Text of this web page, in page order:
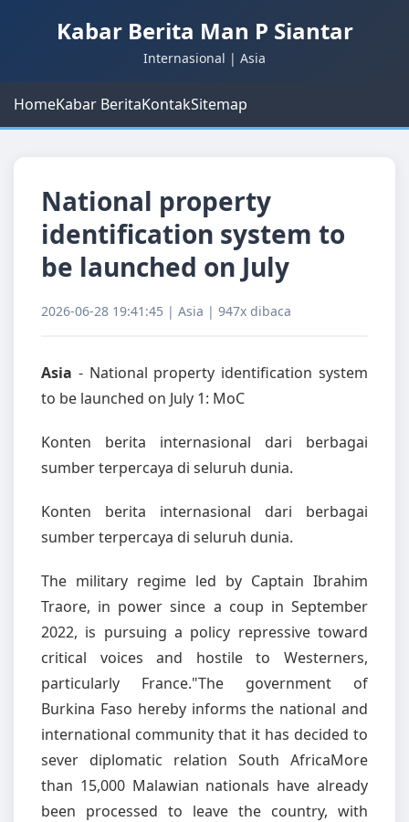
Kabar Berita Man P Siantar
Internasional | Asia
HomeKabar BeritaKontakSitemap
National property
identification system to
be launched on July
2026-06-28 19:41:45 | Asia | 947x dibaca
Asia - National property identification system
to be launched on July 1: MoC
Konten berita internasional dari berbagai
sumber terpercaya di seluruh dunia.
Konten berita internasional dari berbagai
sumber terpercaya di seluruh dunia.
The military regime led by Captain Ibrahim
Traore, in power since a coup in September
2022, is pursuing a policy repressive toward
critical voices and hostile to Westerners,
particularly France."The government of
Burkina Faso hereby informs the national and
international community that it has decided to
sever diplomatic relation South AfricaMore
than 15,000 Malawian nationals have already
been processed to leave the country, with